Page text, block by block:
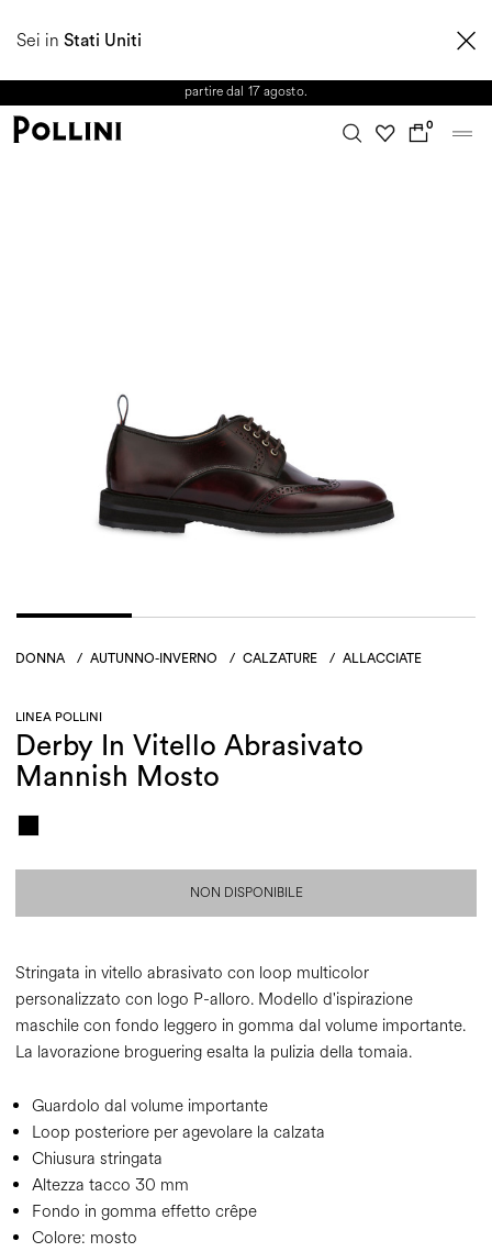
Sei in Stati Uniti
AUTUNNO/INVERNO 2026. Dall'8 al 16 agosto il Servizio Clienti non sarà
partire dal 17 agosto.
0
DONNA / AUTUNNO-INVERNO / CALZATURE / ALLACCIATE
LINEA POLLINI
Derby In Vitello Abrasivato
Mannish Mosto
NON DISPONIBILE
Stringata in vitello abrasivato con loop multicolor
personalizzato con logo P-alloro. Modello d'ispirazione
maschile con fondo leggero in gomma dal volume importante.
La lavorazione broguering esalta la pulizia della tomaia.
Guardolo dal volume importante
Loop posteriore per agevolare la calzata
Chiusura stringata
Altezza tacco 30 mm
Fondo in gomma effetto crêpe
Colore: mosto